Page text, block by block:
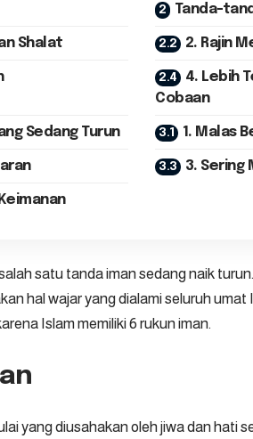
Tanda-
Shalat 2. Rajin
4. Lebih
Cobaan
Sedang Turun 1. Malas
3. Sering
satu tanda iman sedang naik
hal wajar yang dialami seluruh
Islam memiliki 6 rukun iman.
yang diusahakan oleh jiwa dan hati